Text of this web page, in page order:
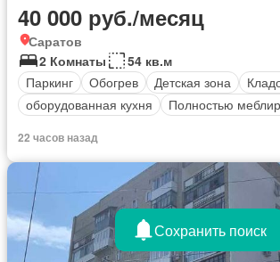
40 000 руб./месяц
Саратов
2 Комнаты
54 кв.м
Паркинг
Обогрев Детская зона
оборудованная кухня
Полностью
22 часов назад
Сохранить поиск